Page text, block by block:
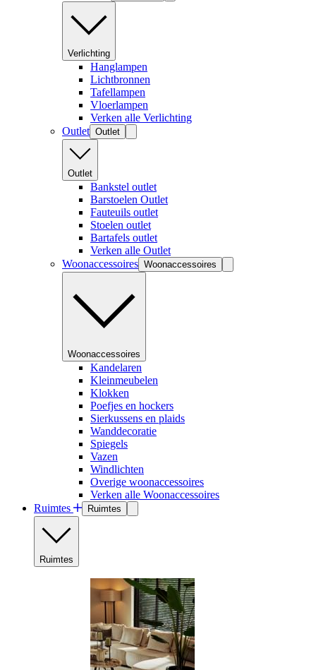
Verlichting
Hanglampen
Lichtbronnen
Tafellampen
Vloerlampen
Verken alle Verlichting
Outlet Outlet
Outlet
Bankstel outlet
Barstoelen Outlet
Fauteuils outlet
Stoelen outlet
Bartafels outlet
Verken alle Outlet
Woonaccessoires Woonaccessoires
Woonaccessoires
Kandelaren
Kleinmeubelen
Klokken
Poefjes en hockers
Sierkussens en plaids
Wanddecoratie
Spiegels
Vazen
Windlichten
Overige woonaccessoires
Verken alle Woonaccessoires
Ruimtes
Ruimtes
Ruimtes